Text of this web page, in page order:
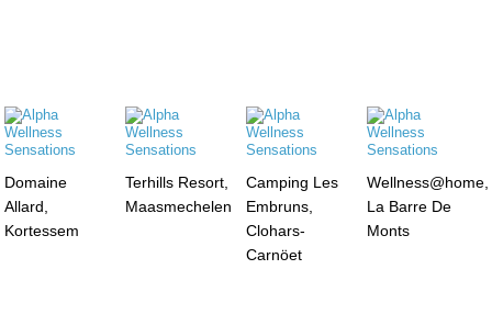
Domaine
Allard,
Kortessem
Terhills Resort,
Maasmechelen
Camping Les
Embruns,
Clohars-
Carnöet
Wellness@home,
La Barre De
Monts